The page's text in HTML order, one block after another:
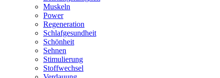
Muskeln
Power
Regeneration
Schlafgesundheit
Schönheit
Sehnen
Stimulierung
Stoffwechsel